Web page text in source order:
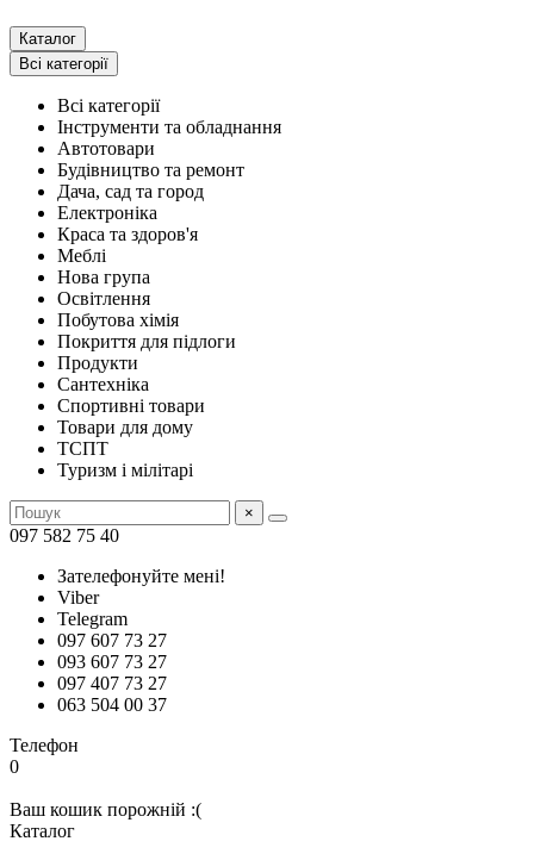
Каталог
Всі категорії
Всі категорії
Інструменти та обладнання
Автотовари
Будівництво та ремонт
Дача, сад та город
Електроніка
Краса та здоров'я
Меблі
Нова група
Освітлення
Побутова хімія
Покриття для підлоги
Продукти
Сантехніка
Спортивні товари
Товари для дому
ТСПТ
Туризм і мілітарі
×
097 582 75 40
Зателефонуйте мені!
Viber
Telegram
097 607 73 27
093 607 73 27
097 407 73 27
063 504 00 37
Телефон
0
Ваш кошик порожній :(
Каталог